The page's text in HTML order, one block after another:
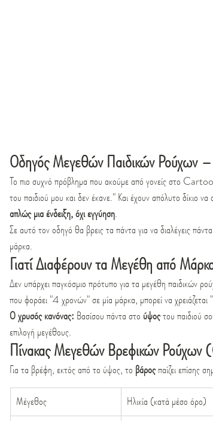
Οδηγός Μεγεθών Παιδικών Ρούχων
Το πιο συχνό πρόβλημα που ακούμε από γονείς στο
του παιδιού μου και δεν έκανε." Και έχουν απόλυτο δίκιο
απλώς μια ένδειξη, όχι εγγύηση.
Σε αυτό τον οδηγό θα βρεις τα πάντα για να διαλέγεις
μάρκα.
Γιατί Διαφέρουν τα Μεγέθη από
Δεν υπάρχει παγκόσμιο πρότυπο για τα μεγέθη παιδικών
που φοράει "4 χρονών" σε μία μάρκα, μπορεί να
Ο χρυσός κανόνας: Βασίσου πάντα στο ύψος του παιδιού
επιλογή μεγέθους.
Πίνακας Μεγεθών Βρεφικών
Για τα βρέφη, εκτός από το ύψος, το βάρος παίζει επίσης
Μέγεθος Ηλικία (κατά μέσο όρο)